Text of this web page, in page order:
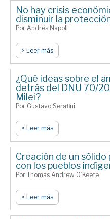
No hay crisis
disminuir la
Por Andrés Napoli
> Leer más
¿Qué ideas sobre el
detrás del DNU 70/
Milei?
Por Gustavo Serafini
> Leer más
Creación de un
con los pueblos
Por Thomas Andrew O’Keefe
> Leer más